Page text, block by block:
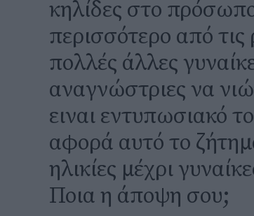
κηλίδες στο
περισσότερο από
πολλές άλλες
αναγνώστριες να
ειναι εντυπωσιακό
αφορά αυτό το
ηλικίες μέχρι
Ποια η άποψη σου;